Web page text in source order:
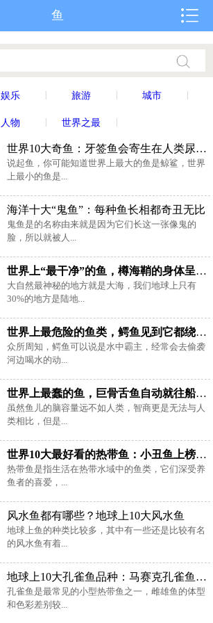
鱼
娱乐 旅游 城市
人物 世界之最
世界10大奇鱼：牙签鱼会寄生在人类尿道里
说起鱼，你可能知道世界上最大的鱼是鲸鲨，世界
上最小的鱼是...
海洋十大“鬼鱼”：每种鱼长相都奇丑无比
鬼鱼是的名称由来就是因为它们长这一张像鬼的
脸，所以就被人...
世界上“最干净”的鱼，樽海鞘的身体呈透明状
大自然最神秘的地方就是大海，我们地球上只有
30%的地方是陆地...
世界上最危险的鱼类，鳄鱼见到它都绕道走
众所周知，鳄鱼可以说是水中霸主，经常会去偷袭
河边喝水的动...
世界上最蠢的鱼，巨骨舌鱼自动就往船里跳
虽然鱼儿的脑容量远不如人类，智商更是无法与人
类相比，但是...
世界10大最好看的热带鱼：小丑鱼上榜，泰国斗鱼夺冠
热带鱼是指生活在热带水域中的鱼类，它们深受养
鱼者的喜爱，...
风水鱼都有哪些？地球上10大风水鱼
地球上鱼的种类比较多，其中有一些还是比较有名
的风水鱼有着...
地球上10大孔雀鱼品种：马赛克孔雀鱼独占鳌头
孔雀鱼是最常见的小型热带鱼之一，雌雄鱼的体型
和色彩差别较...